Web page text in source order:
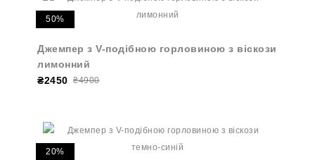
50%
Джемпер з V-подібною горловиною з віскози
лимонний
₴2450 ₴4900
20%